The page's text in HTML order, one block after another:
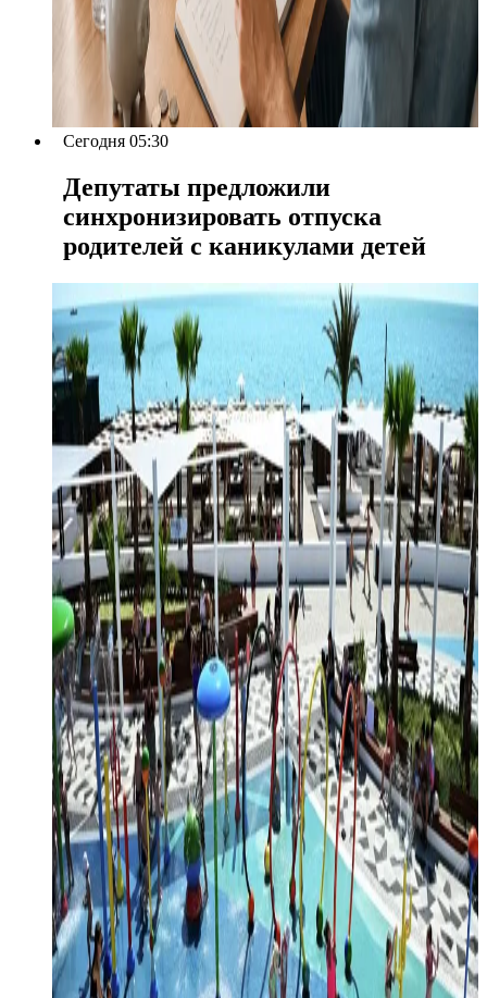
Сегодня 05:30
Депутаты предложили
синхронизировать отпуска
родителей с каникулами детей